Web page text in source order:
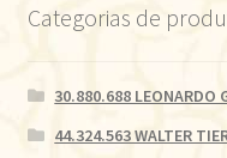
Categorias de
30.880.688 LEONARDO
44.324.563 WALTER